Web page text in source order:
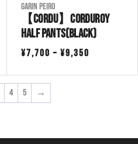
Garin Peiro
【CORDU】Corduroy
Half Pants(Black)
¥7,700 – ¥9,350
4 5 →